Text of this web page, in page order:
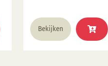
Bekijken